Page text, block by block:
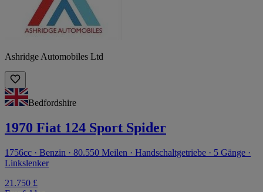
Ashridge Automobiles Ltd
Bedfordshire
1970 Fiat 124 Sport Spider
1756cc · Benzin · 80.550 Meilen · Handschaltgetriebe · 5 Gänge ·
Linkslenker
21.750 £